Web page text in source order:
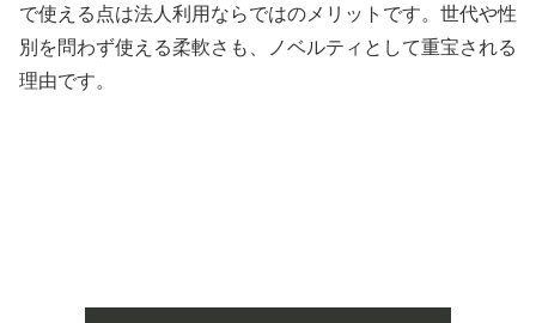
で使える点は法人利用ならではのメリットです。世代や性
別を問わず使える柔軟さも、ノベルティとして重宝される
理由です。